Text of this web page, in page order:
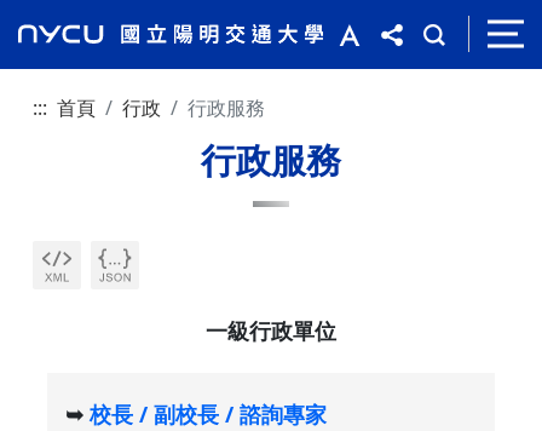
::: 首頁 行政 行政服務
行政服務
一級行政單位
➥校長 / 副校長 / 諮詢專家